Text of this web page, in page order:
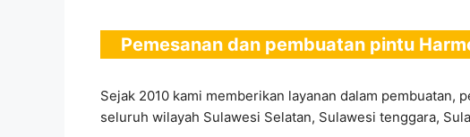
Pemesanan dan pembuatan pintu
Sejak 2010 kami memberikan layanan dalam
seluruh wilayah Sulawesi Selatan, Sulawesi tenggara,